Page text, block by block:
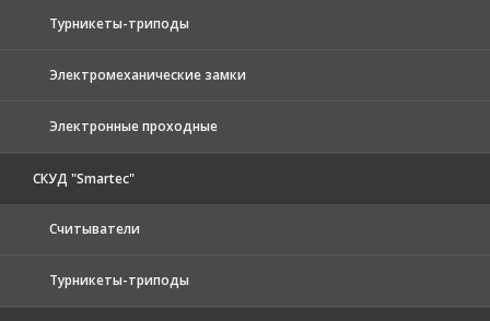
Турникеты-триподы
Электромеханические замки
Электронные проходные
СКУД "Smartec"
Считыватели
Турникеты-триподы